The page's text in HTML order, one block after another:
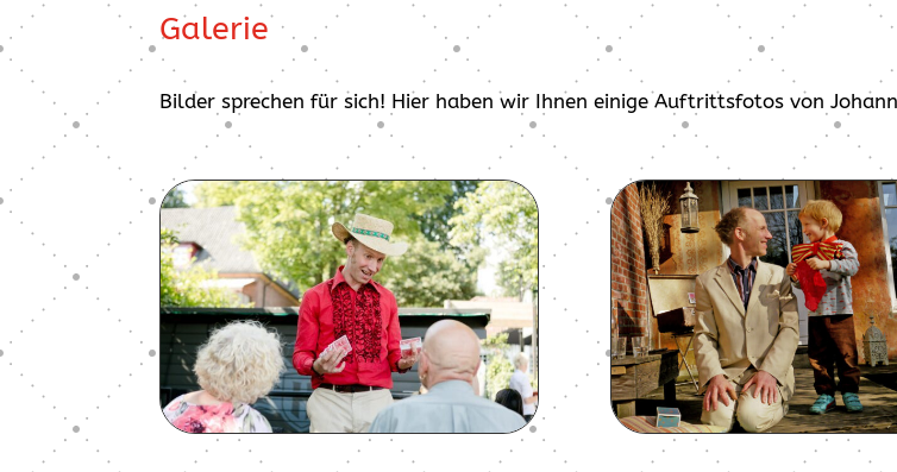
Galerie
Bilder sprechen für sich! Hier haben wir Ihnen einige Auftrittsfotos von